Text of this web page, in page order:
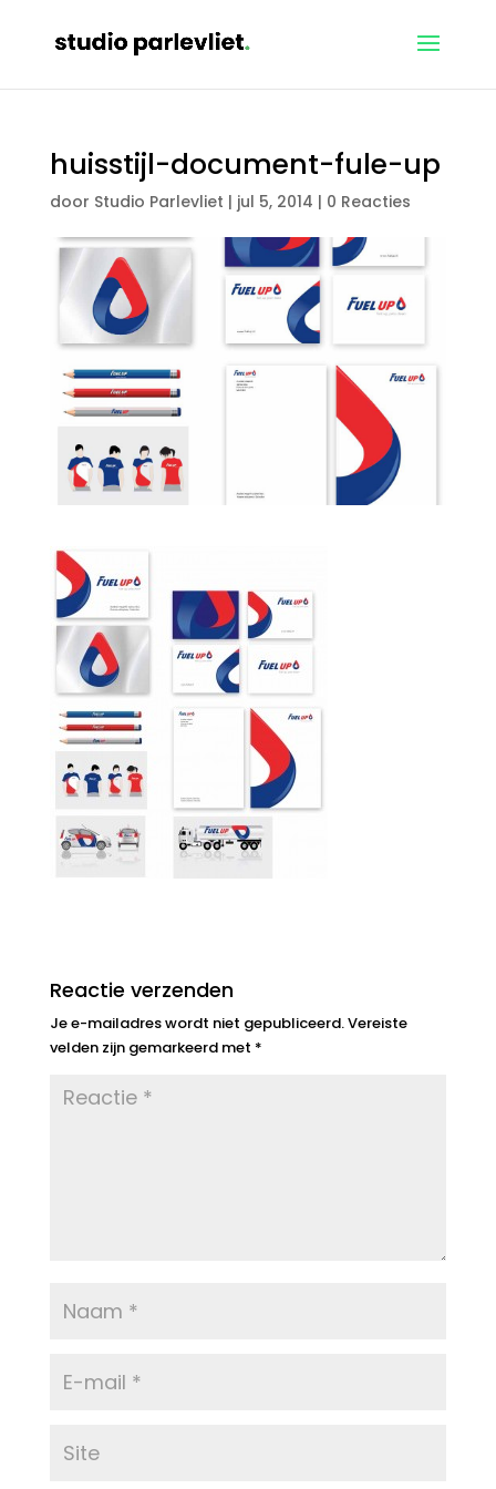
huisstijl-document-fule-up
door Studio Parlevliet | jul 5, 2014 | 0 Reacties
Reactie verzenden
Je e-mailadres wordt niet gepubliceerd.Vereiste
velden zijn gemarkeerd met *